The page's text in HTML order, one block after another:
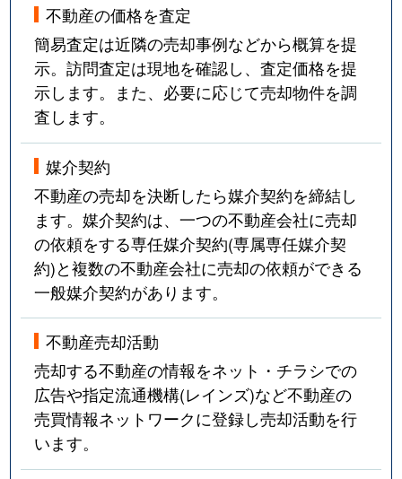
不動産の価格を査定
簡易査定は近隣の売却事例などから概算を提
示。訪問査定は現地を確認し、査定価格を提
示します。また、必要に応じて売却物件を調
査します。
媒介契約
不動産の売却を決断したら媒介契約を締結し
ます。媒介契約は、一つの不動産会社に売却
の依頼をする専任媒介契約(専属専任媒介契
約)と複数の不動産会社に売却の依頼ができる
一般媒介契約があります。
不動産売却活動
売却する不動産の情報をネット・チラシでの
広告や指定流通機構(レインズ)など不動産の
売買情報ネットワークに登録し売却活動を行
います。